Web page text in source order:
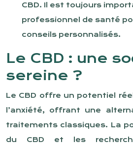
CBD. Il est toujours
professionnel de santé
conseils personnalisés.
Le CBD : une
sereine ?
Le CBD offre un potentiel
l’anxiété, offrant une
traitements classiques. La
du CBD et les